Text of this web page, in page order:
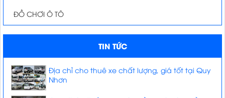
ĐỒ CHƠI Ô TÔ
TIN TỨC
Địa chỉ cho thuê xe chất lượng, giá tốt tại Quy
Nhơn